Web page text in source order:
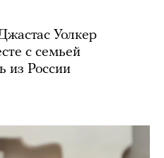
Уолкер
с семьей
из России